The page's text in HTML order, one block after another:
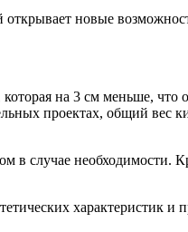
новые
на 3 см меньше, что
проектах, общий
в случае
характеристик